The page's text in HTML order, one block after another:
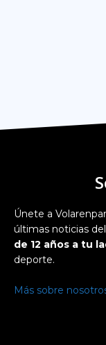
Únete a
últimas noticias
de 12 años a tu
deporte.
Más sobre